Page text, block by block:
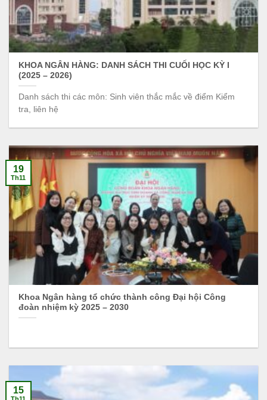
KHOA NGÂN HÀNG: DANH SÁCH THI CUỐI HỌC KỲ I
(2025 – 2026)
Danh sách thi các môn: Sinh viên thắc mắc về điểm Kiểm
tra, liên hệ
Khoa Ngân hàng tổ chức thành công Đại hội Công
đoàn nhiệm kỳ 2025 – 2030
19
Th11
15